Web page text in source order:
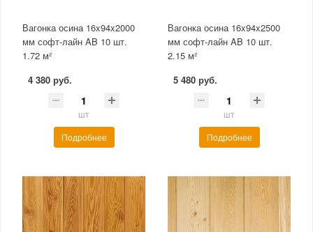
Вагонка осина 16x94x2000
мм софт-лайн AB 10 шт.
1.72 м²
4 380 руб.
шт
Подробнее
Вагонка осина 16x94x2500
мм софт-лайн AB 10 шт.
2.15 м²
5 480 руб.
шт
Подробнее